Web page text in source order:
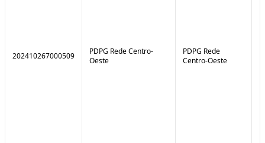
202410267000509
PDPG Rede Centro-
Oeste
PDPG Rede
Centro-Oeste